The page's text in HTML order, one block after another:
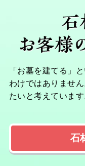
「お墓を建てる」
わけではありませ
たいと考えています
石